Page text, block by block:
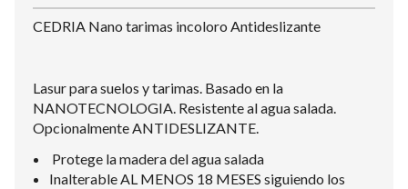
CEDRIA Nano tarimas incoloro Antideslizante
Lasur para suelos y tarimas. Basado en la
NANOTECNOLOGIA. Resistente al agua salada.
Opcionalmente ANTIDESLIZANTE.
Protege la madera del agua salada
Inalterable AL MENOS 18 MESES siguiendo los